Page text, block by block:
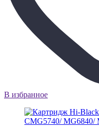
В избранное